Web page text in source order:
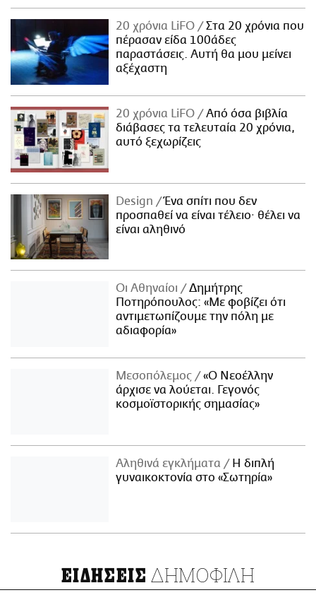
20 χρόνια LiFO
Στα 20 χρόνια που
πέρασαν είδα 100άδες
παραστάσεις. Αυτή θα μου μείνει
αξέχαστη
20 χρόνια LiFO
Από όσα βιβλία
διάβασες τα τελευταία 20 χρόνια,
αυτό ξεχωρίζεις
Design
Ένα σπίτι που δεν
προσπαθεί να είναι τέλειο· θέλει να
είναι αληθινό
Οι Αθηναίοι
Δημήτρης
Ποτηρόπουλος: «Με φοβίζει ότι
αντιμετωπίζουμε την πόλη με
αδιαφορία»
Μεσοπόλεμος
«Ο Νεοέλλην
άρχισε να λούεται. Γεγονός
κοσμοϊστορικής σημασίας»
Αληθινά εγκλήματα
Η διπλή
γυναικοκτονία στο «Σωτηρία»
ΕΙΔΗΣΕΙΣ ΔΗΜΟΦΙΛΗ